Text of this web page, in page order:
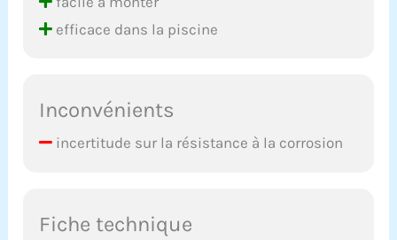
efficace dans la piscine
Inconvénients
incertitude sur la résistance à la corrosion
Fiche technique